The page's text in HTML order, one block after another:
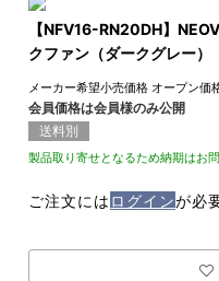
【NFV16-RN20DH】
クファン（ダークグレー）
メーカー希望小売価格 オープン価
会員価格は会員様のみ公開
送料別
製品取り寄せとなるため納期はお
ご注文には ログインが必